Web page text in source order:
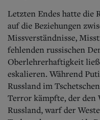
Letzten Endes hatte die
auf die Beziehungen
Missverständnisse,
fehlenden russischen
Oberlehrerhaftigkeit
eskalieren. Während
Russland im
Terror kämpfte, der den
Russland, warf der